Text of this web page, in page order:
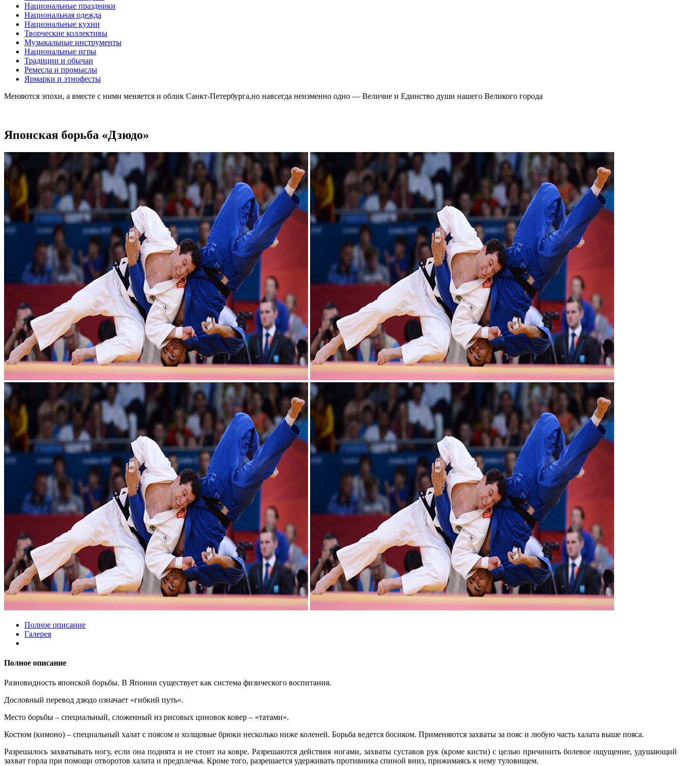
Национальные праздники
Национальная одежда
Национальные кухни
Творческие коллективы
Музыкальные инструменты
Национальные игры
Традиции и обычаи
Ремесла и промыслы
Ярмарки и этнофесты
Меняются эпохи, а вместе с ними меняется и облик Санкт-Петербурга,но навсегда неизменно одно — Величие и Единство души нашего Великого города
Японская борьба «Дзюдо»
Полное описание
Галерея
Полное описание
Разновидность японской борьбы. В Японии существует как система физического воспитания.
Дословный перевод дзюдо означает «гибкий путь».
Место борьбы – специальный, сложенный из рисовых циновок ковер – «татами».
Костюм (кимоно) – специальный халат с поясом и холщовые брюки несколько ниже коленей. Борьба ведется босиком. Применяются захваты за пояс и любую часть халата выше пояса.
Разрешалось захватывать ногу, если она поднята и не стоит на ковре. Разрешаются действия ногами, захваты суставов рук (кроме кисти) с целью причинить болевое ощущение, удушающий
захват горла при помощи отворотов халата и предплечья. Кроме того, разрешается удерживать противника спиной вниз, прижимаясь к нему туловищем.